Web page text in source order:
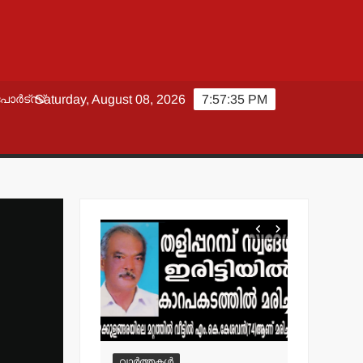
7:57:35 PM
Saturday, August 08, 2026